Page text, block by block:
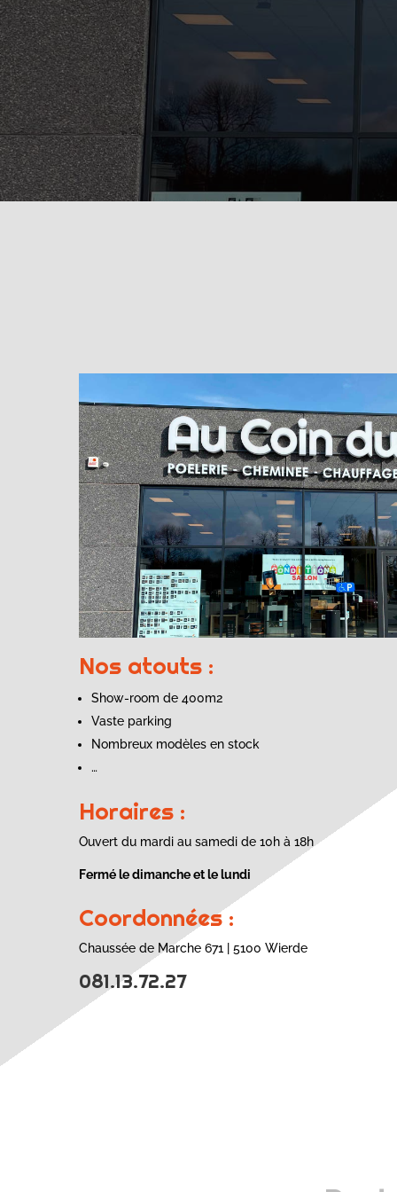
Nos atouts :
Show-room de 400m2
Vaste parking
Nombreux modèles en stock
…
Horaires :
Ouvert du mardi au samedi de 10h à 18h
Fermé le dimanche et le lundi
Coordonnées :
Chaussée de Marche 671 | 5100 Wierde
081.13.72.27